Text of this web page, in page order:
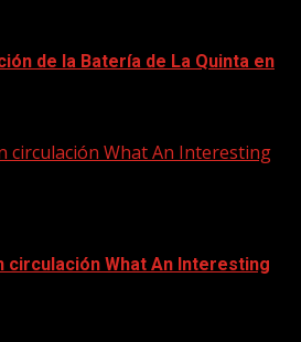
de la Batería de La Quinta en
circulación What An Interesting
circulación What An Interesting